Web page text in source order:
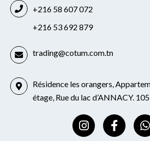
+216 58 607 072
+216 53 692 879
trading@cotum.com.tn
Résidence les orangers,
étage, Rue du lac d’ANNACY.
I
n
F
a
h